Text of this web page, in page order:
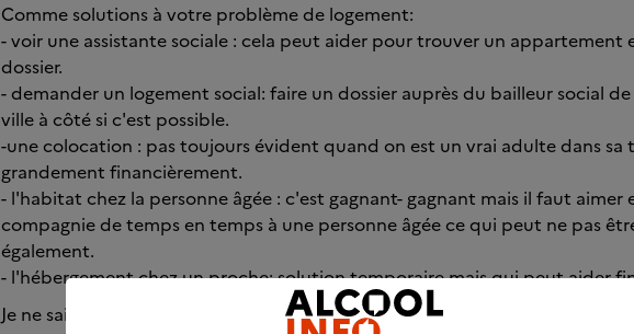
Comme solutions à votre problème de logement:
- voir une assistante sociale : cela peut aider pour trouver un appartement
dossier.
- demander un logement social: faire un dossier auprès du bailleur social
ville à côté si c'est possible.
-une colocation : pas toujours évident quand on est un vrai adulte dans sa
grandement financièrement.
- l'habitat chez la personne âgée : c'est gagnant- gagnant mais il faut
compagnie de temps en temps à une personne âgée ce qui peut ne pas
également.
- l'hébergement chez un proche: solution temporaire mais qui peut aider
Je ne sais pas si j'ai pu vous aider mais sachez que tout doit être tenté. Et a